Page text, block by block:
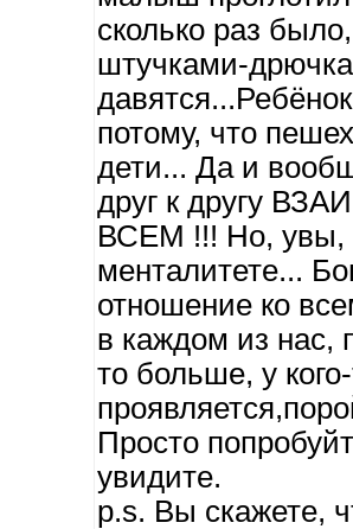
сколько раз
штучками-
потому, что
дети... Да и
друг к другу
ВСЕМ !!! Но, увы,
менталитете...
отношение ко
в каждом из нас,
то больше, у
Просто
увидите.
p.s. Вы скажете,